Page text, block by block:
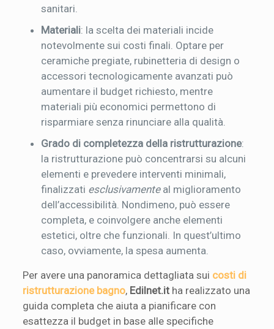
sanitari.
Materiali: la scelta dei materiali incide
notevolmente sui costi finali. Optare per
ceramiche pregiate, rubinetteria di design o
accessori tecnologicamente avanzati può
aumentare il budget richiesto, mentre
materiali più economici permettono di
risparmiare senza rinunciare alla qualità.
Grado di completezza della ristrutturazione:
la ristrutturazione può concentrarsi su alcuni
elementi e prevedere interventi minimali,
finalizzati esclusivamenteal miglioramento
dell’accessibilità. Nondimeno, può essere
completa, e coinvolgere anche elementi
estetici, oltre che funzionali. In quest’ultimo
caso, ovviamente, la spesa aumenta.
Per avere una panoramica dettagliata sui costi di
ristrutturazione bagno, Edilnet.it ha realizzato una
guida completa che aiuta a pianificare con
esattezza il budget in base alle specifiche